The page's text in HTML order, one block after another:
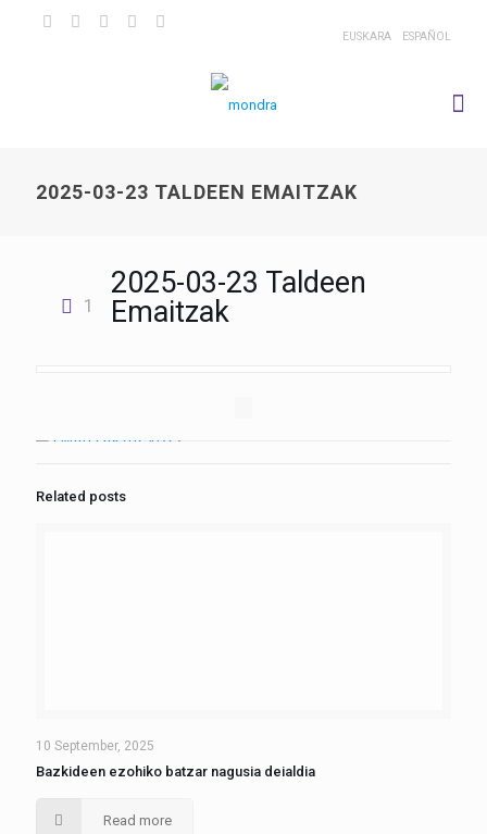
EUSKARA ESPAÑOL
2025-03-23 TALDEEN EMAITZAK
1
2025-03-23 Taldeen
Emaitzak
Related posts
10 September, 2025
Bazkideen ezohiko batzar nagusia deialdia
Read more